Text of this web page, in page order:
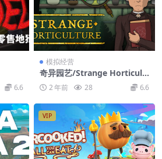
6.6
模拟经营
奇异园艺/Strange Horticult
ure2 年前 28 6.6
VIP